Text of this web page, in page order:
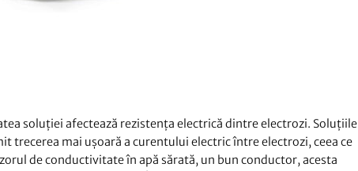
soluției afectează rezistența electrică dintre electrozi. Soluțiile
mai ușoară a curentului electric între electrozi, ceea ce
de conductivitate în apă sărată, un bun conductor, acesta